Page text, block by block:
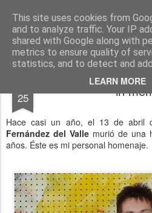
This site uses cookies from
and to analyze traffic. Your IP
shared with Google along with
metrics to ensure quality of
statistics, and to detect and
LEARN MORE
menos tecnología y más
Pages
25 in
Hace casi un año, el 13 de abril
Fernández del Valle murió de una
años. Éste es mi personal homenaje.